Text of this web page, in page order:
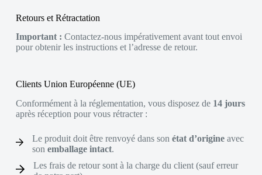
Retours et Rétractation
Important : Contactez-nous impérativement avant tout envoi
pour obtenir les instructions et l’adresse de retour.
Clients Union Européenne (UE)
Conformément à la réglementation, vous disposez de 14 jours
après réception pour vous rétracter :
Le produit doit être renvoyé dans son état d’origineavec
son emballage intact.
Les frais de retour sont à la charge du client (sauf erreur